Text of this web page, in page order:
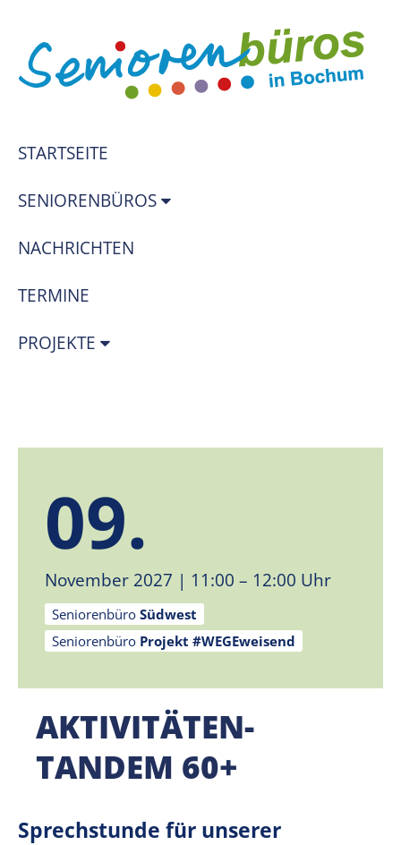
STARTSEITE
SENIORENBÜROS
NACHRICHTEN
TERMINE
PROJEKTE
09.
November 2027 | 11:00 – 12:00 Uhr
Seniorenbüro Südwest
Seniorenbüro Projekt #WEGEweisend
AKTIVITÄTEN-
TANDEM 60+
Sprechstunde für unserer